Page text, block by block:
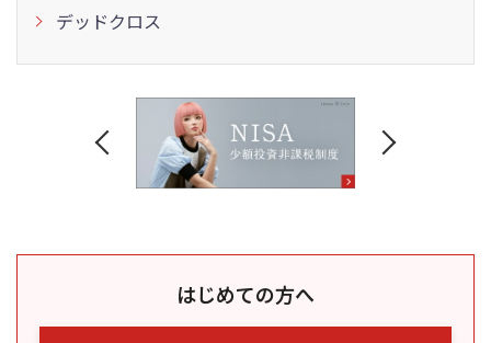
デッドクロス
はじめての方へ